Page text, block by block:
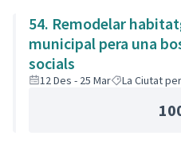
54. Remodelar
municipal pera una
socials
12 Des - 25 Mar La Ciutat